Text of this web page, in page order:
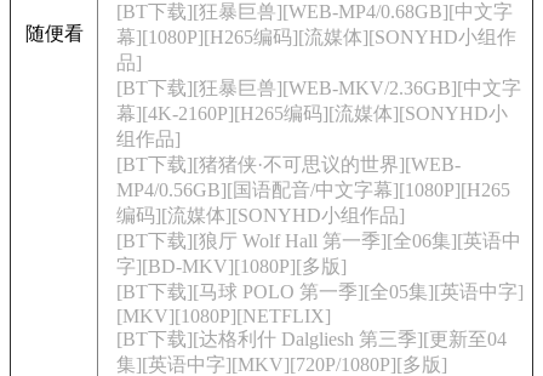
随便看
[BT下载][狂暴巨兽][WEB-MP4/0.68GB][中文字
幕][1080P][H265编码][流媒体][SONYHD小组作
品]
[BT下载][狂暴巨兽][WEB-MKV/2.36GB][中文字
幕][4K-2160P][H265编码][流媒体][SONYHD小
组作品]
[BT下载][猪猪侠·不可思议的世界][WEB-
MP4/0.56GB][国语配音/中文字幕][1080P][H265
编码][流媒体][SONYHD小组作品]
[BT下载][狼厅 Wolf Hall 第一季][全06集][英语中
字][BD-MKV][1080P][多版]
[BT下载][马球 POLO 第一季][全05集][英语中字]
[MKV][1080P][NETFLIX]
[BT下载][达格利什 Dalgliesh 第三季][更新至04
集][英语中字][MKV][720P/1080P][多版]